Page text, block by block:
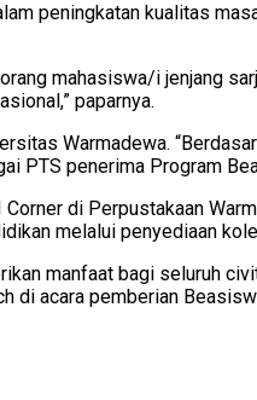
peningkatan kualitas
mahasiswa/i jenjang
paparnya.
Warmadewa.
PTS penerima Program
di Perpustakaan
melalui penyediaan
manfaat bagi seluruh
di acara pemberian